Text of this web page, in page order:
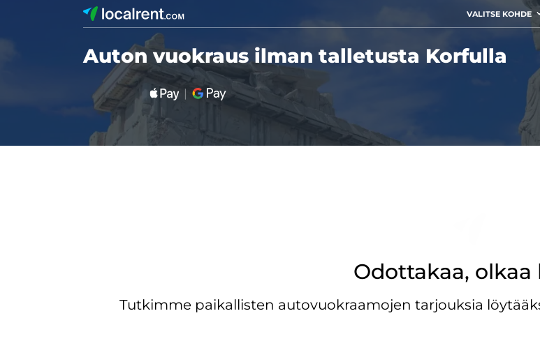
VALITSE KOHDE
Auton vuokraus ilman talletusta Korfulla
Odottakaa, olkaa
Tutkimme paikallisten autovuokraamojen tarjouksia